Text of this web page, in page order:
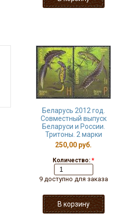
Беларусь 2012 год.
Совместный выпуск
Беларуси и России.
Тритоны. 2 марки
250,00 руб.
Количество: *
9 доступно для заказа